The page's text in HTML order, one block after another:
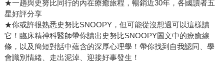
很大吧？試想，本來覺得自己沒有「冠軍命」的人，接獲這
種方式的邀請，可能會因為教練的請託而接下職務，但心裡
總覺得不踏實，甚至還會加深恐懼。 倘若教練以「保護者心
態」來邀約，有可能會是：「沒有冠軍命無所謂，我也不求
能拿下冠軍，只求有人來當隊長，其餘事情我可以自己處理
★一趟與史努比同行的內在療癒旅程，暢銷近30年，各國讀者五
星好評分享
★你或許很熟悉史努比SNOOPY，但可能從沒想過可以這樣讀
它！臨床精神科醫師帶你讀出史努比SNOOPY圖文中的療癒線
條，以及簡短對話中蘊含的深厚心理學！帶你找到自我認同、學
會識別情緒、走出泥淖、迎接好事發生！